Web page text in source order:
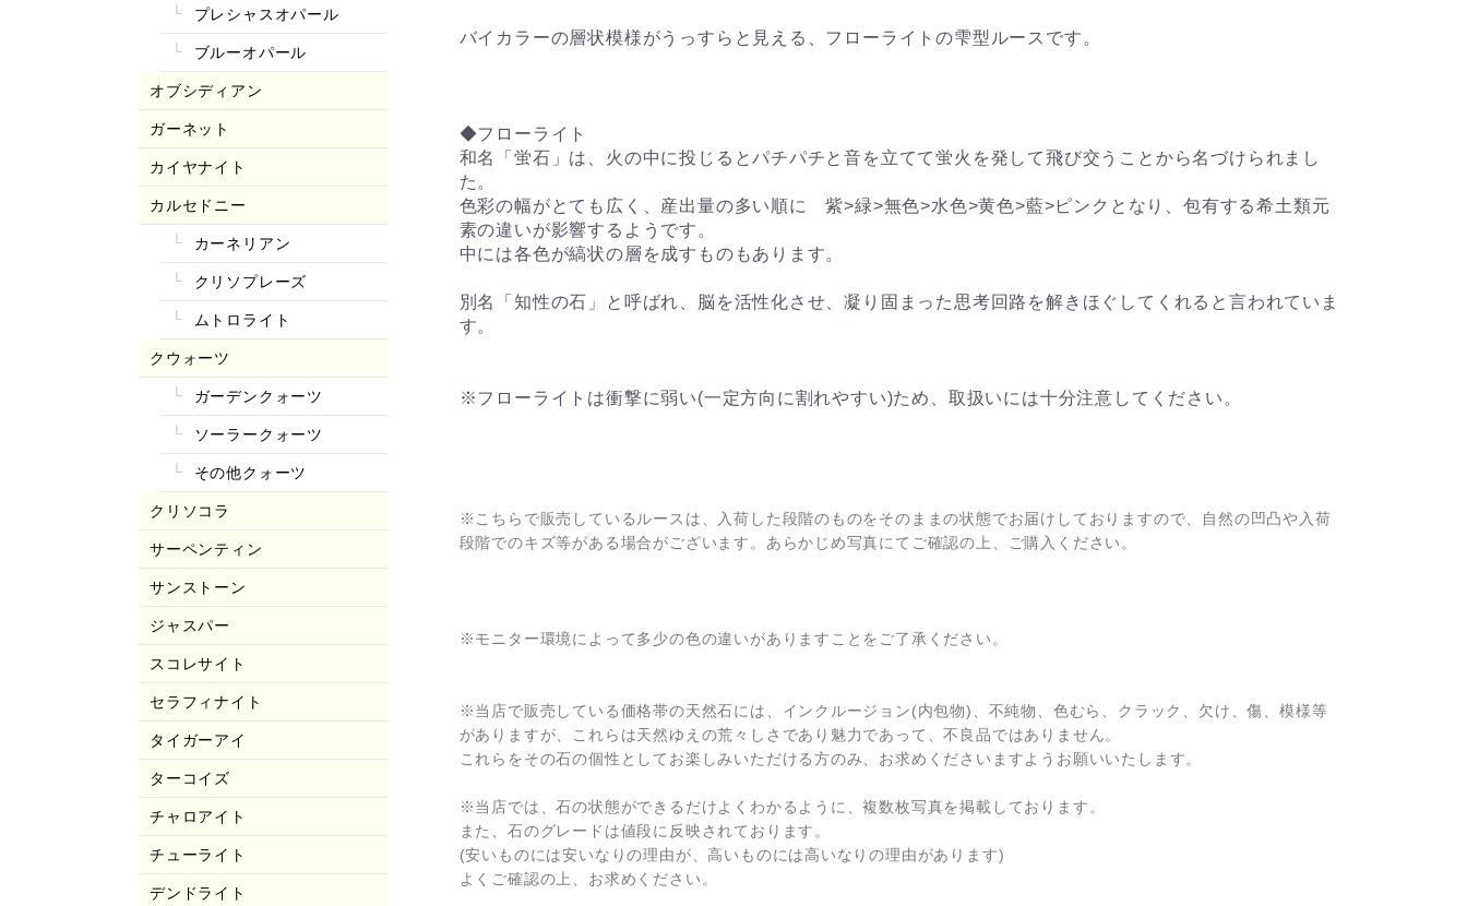
プレシャスオパール
ブルーオパール
オブシディアン
ガーネット
カイヤナイト
カルセドニー
カーネリアン
クリソプレーズ
ムトロライト
クウォーツ
ガーデンクォーツ
ソーラークォーツ
その他クォーツ
クリソコラ
サーペンティン
サンストーン
ジャスパー
スコレサイト
セラフィナイト
タイガーアイ
ターコイズ
チャロアイト
チューライト
デンドライト
バイカラーの層状模様がうっすらと見える、フローライトの雫型ルースです。
◆フローライト
和名「蛍石」は、火の中に投じるとパチパチと音を立てて蛍火を発して飛び交うことから名づけられまし
た。
色彩の幅がとても広く、産出量の多い順に 紫>緑>無色>水色>黄色>藍>ピンクとなり、包有する希土類元
素の違いが影響するようです。
中には各色が縞状の層を成すものもあります。
別名「知性の石」と呼ばれ、脳を活性化させ、凝り固まった思考回路を解きほぐしてくれると言われていま
す。
※フローライトは衝撃に弱い(一定方向に割れやすい)ため、取扱いには十分注意してください。
※こちらで販売しているルースは、入荷した段階のものをそのままの状態でお届けしておりますので、自然の凹凸や入荷
段階でのキズ等がある場合がございます。あらかじめ写真にてご確認の上、ご購入ください。
※モニター環境によって多少の色の違いがありますことをご了承ください。
※当店で販売している価格帯の天然石には、インクルージョン(内包物)、不純物、色むら、クラック、欠け、傷、模様等
がありますが、これらは天然ゆえの荒々しさであり魅力であって、不良品ではありません。
これらをその石の個性としてお楽しみいただける方のみ、お求めくださいますようお願いいたします。
※当店では、石の状態ができるだけよくわかるように、複数枚写真を掲載しております。
また、石のグレードは値段に反映されております。
(安いものには安いなりの理由が、高いものには高いなりの理由があります)
よくご確認の上、お求めください。